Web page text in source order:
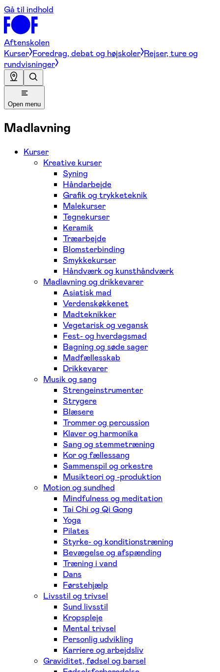
Gå til indhold
Aftenskolen
Kurser Foredrag, debat og højskoler Rejser, ture og
rundvisninger
Open menu
Madlavning
Kurser
Kreative kurser
Syning
Håndarbejde
Grafik og trykketeknik
Malekurser
Tegnekurser
Keramik
Træarbejde
Blomsterbinding
Smykkekurser
Håndværk og kunsthåndværk
Madlavning og drikkevarer
Asiatisk mad
Verdenskøkkenet
Madteknikker
Vegetarisk og vegansk
Fest- og hverdagsmad
Bagning og søde sager
Madfællesskab
Drikkevarer
Musik og sang
Strengeinstrumenter
Strygere
Blæsere
Trommer og percussion
Klaver og harmonika
Sang og stemmetræning
Kor og fællessang
Sammenspil og orkestre
Musikteori og -produktion
Motion og sundhed
Mindfulness og meditation
Tai Chi og Qi Gong
Yoga
Pilates
Styrke- og konditionstræning
Bevægelse og afspænding
Træning i vand
Dans
Førstehjælp
Livsstil og trivsel
Sund livsstil
Kropspleje
Mental trivsel
Personlig udvikling
Karriere og arbejdsliv
Graviditet, fødsel og barsel